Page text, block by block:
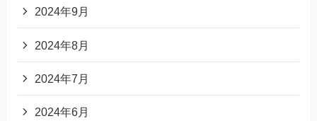
2024年9月
2024年8月
2024年7月
2024年6月